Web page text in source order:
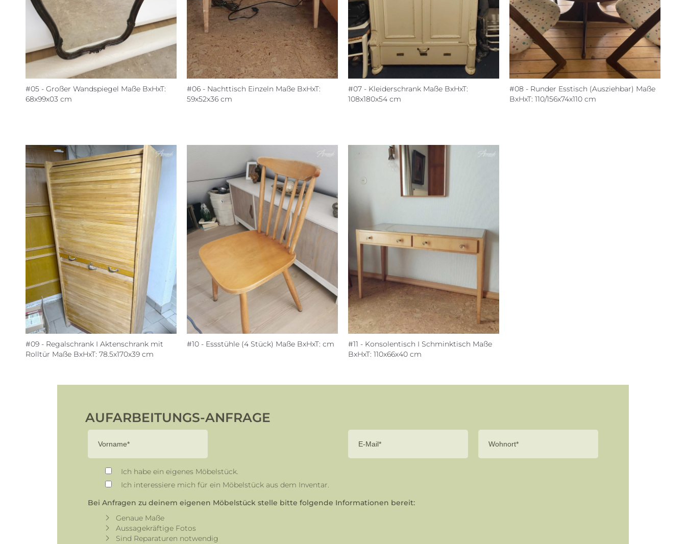
#05 - Großer Wandspiegel Maße BxHxT:
68x99x03 cm
#06 - Nachttisch Einzeln Maße BxHxT:
59x52x36 cm
#07 - Kleiderschrank Maße BxHxT:
108x180x54 cm
#08 - Runder Esstisch (Ausziehbar) Maße
BxHxT: 110/156x74x110 cm
#09 - Regalschrank I Aktenschrank mit
Rolltür Maße BxHxT: 78.5x170x39 cm
#10 - Essstühle (4 Stück) Maße BxHxT: cm
#11 - Konsolentisch I Schminktisch Maße
BxHxT: 110x66x40 cm
AUFARBEITUNGS-ANFRAGE
Ich habe ein eigenes Möbelstück.
Ich interessiere mich für ein Möbelstück aus dem Inventar.
Bei Anfragen zu deinem eigenen Möbelstück stelle bitte folgende Informationen bereit:
Genaue Maße
Aussagekräftige Fotos
Sind Reparaturen notwendig